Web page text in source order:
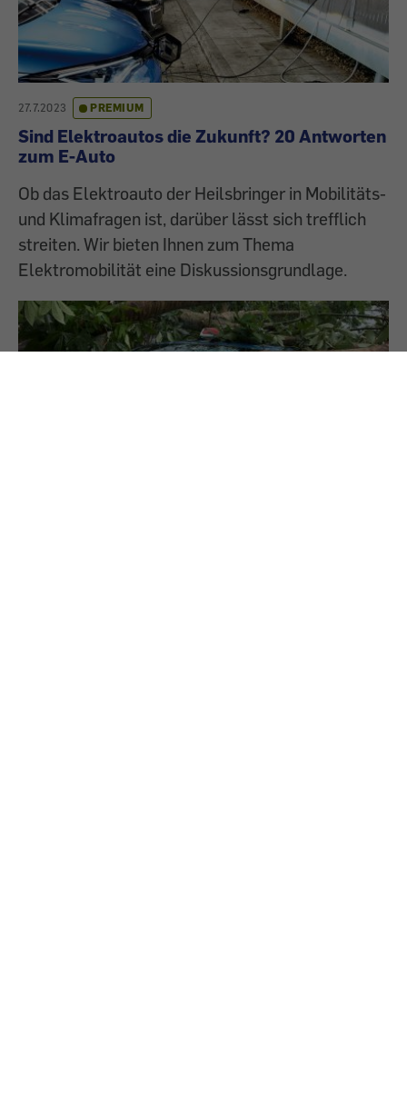
27.7.2023 PREMIUM
Sind Elektroautos die Zukunft? 20 Antworten
zum E-Auto
Ob das Elektroauto der Heilsbringer in Mobilitäts-
und Klimafragen ist, darüber lässt sich trefflich
streiten. Wir bieten Ihnen zum Thema
Elektromobilität eine Diskussionsgrundlage.